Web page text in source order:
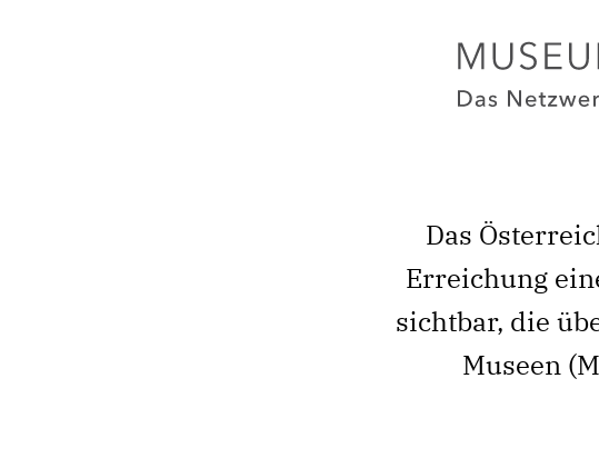
Das
Erreichung
sichtbar, die
Museen